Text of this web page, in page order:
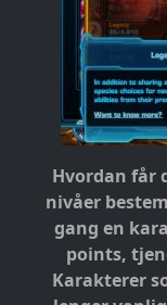
Hvordan får
nivåer
gang en
points,
Karakterer